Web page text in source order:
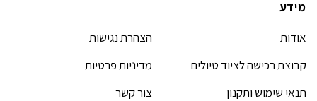
מידע
אודות
קבוצת רכישה לציוד טיולים
תנאי שימוש ותקנון
הצהרת נגישות
מדיניות פרטיות
צור קשר